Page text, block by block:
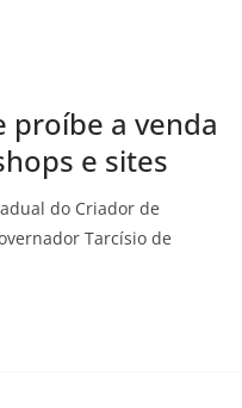
proíbe a venda
e sites
do Criador de
Tarcísio de